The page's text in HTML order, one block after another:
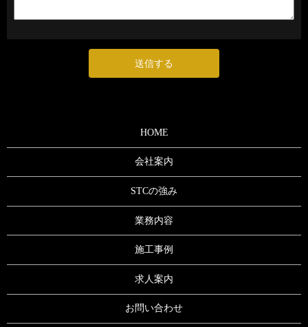
HOME
会社案内
STCの強み
業務内容
施工事例
求人案内
お問い合わせ